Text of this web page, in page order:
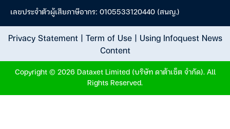
เลขประจำตัวผู้เสียภาษีอากร: 0105533120440 (สนญ.)
Privacy Statement| Term of Use| Using Infoquest News
Content
Copyright © 2026 Dataxet Limited (บริษัท ดาต้าเซ็ต จำกัด). All
Rights Reserved.